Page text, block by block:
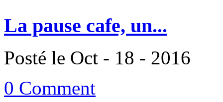
La pause cafe, un...
Posté le Oct - 18 - 2016
0 Comment